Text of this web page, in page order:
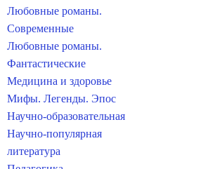
Любовные романы.
Современные
Любовные романы.
Фантастические
Медицина и здоровье
Мифы. Легенды. Эпос
Научно-образовательная
Научно-популярная
литература